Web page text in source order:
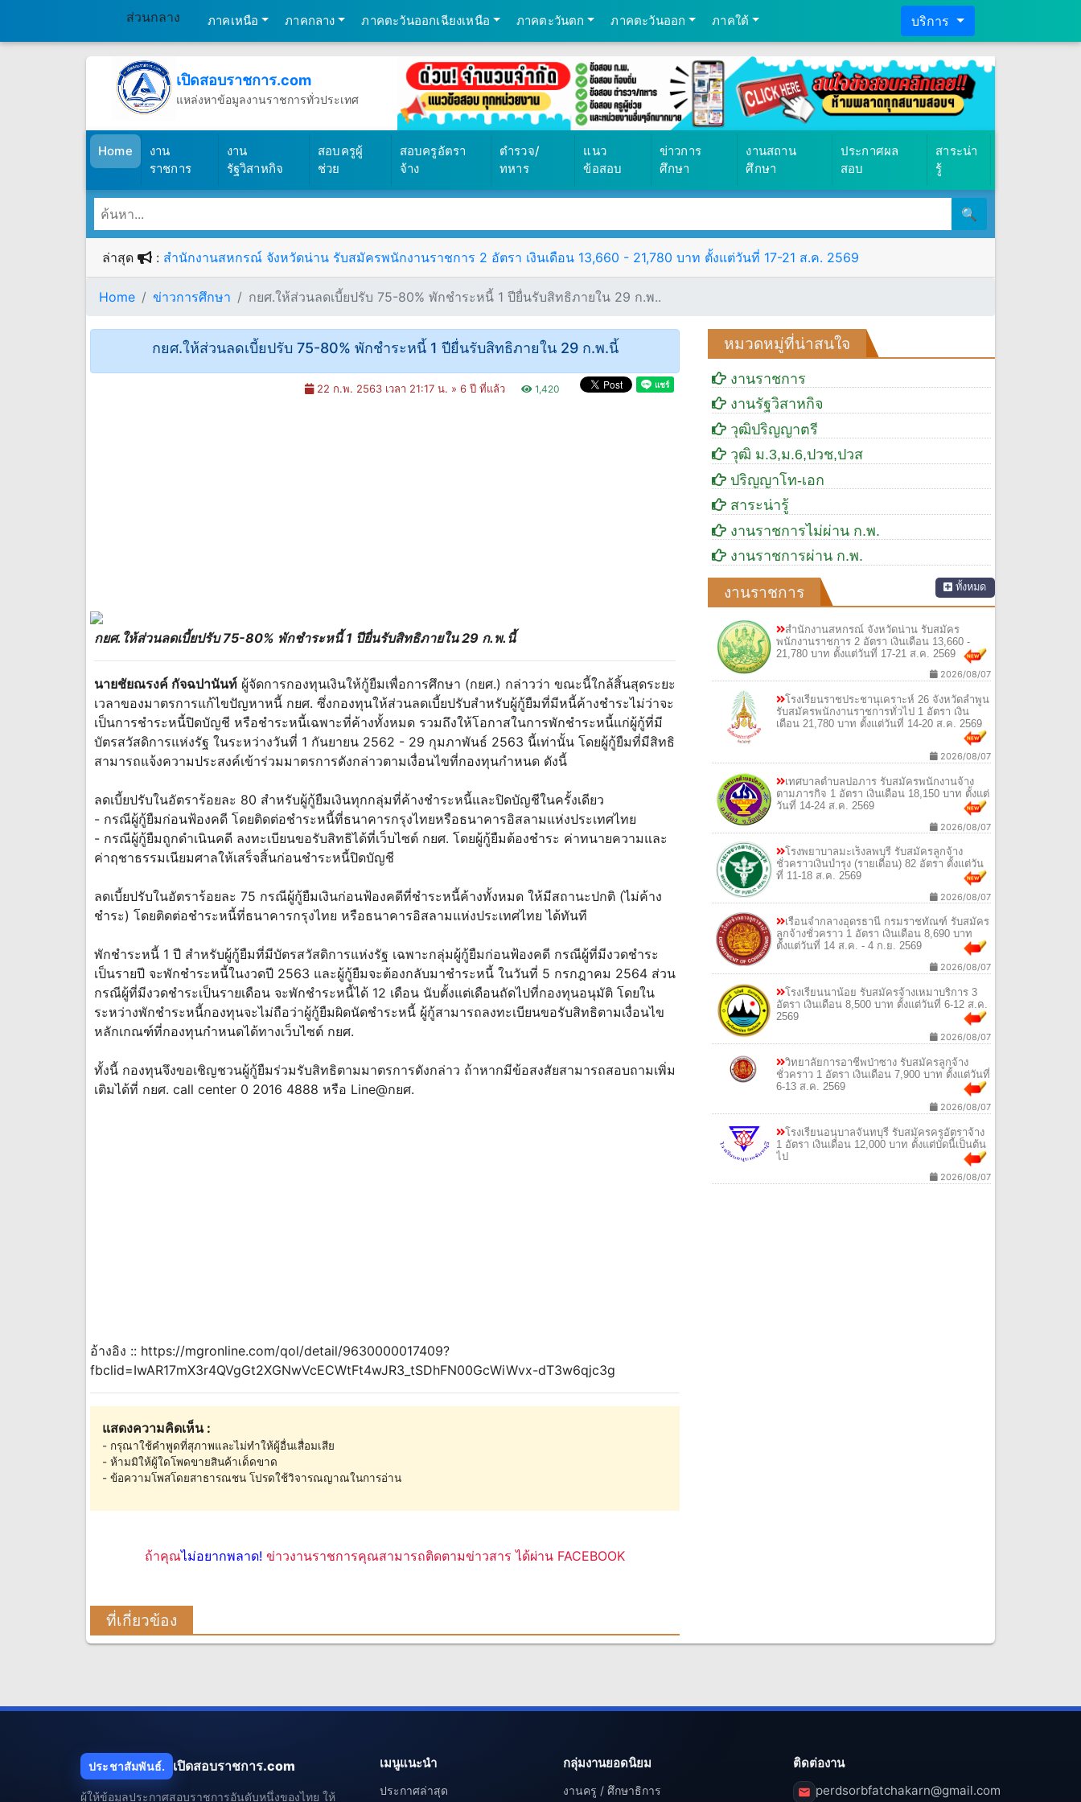
ส่วนกลาง ภาคเหนือ ภาคกลาง ภาคตะวันออกเฉียงเหนือ ภาคตะวันตก ภาคตะวันออก ภาคใต้ บริการ
เปิดสอบราชการ.com
แหล่งหาข้อมูลงานราชการทั่วประเทศ
Home(เปิดสอบราชการ)
งาน
ราชการ
งาน
รัฐวิสาหกิจ
สอบครูผู้
ช่วย
สอบครูอัตรา
จ้าง
ตำรวจ/
ทหาร
แนว
ข้อสอบ
ข่าวการ
ศึกษา
งานสถาน
ศึกษา
ประกาศผล
สอบ
สาระน่า
รู้
🔍
ล่าสุด : สำนักงานสหกรณ์ จังหวัดน่าน รับสมัครพนักงานราชการ 2 อัตรา เงินเดือน 13,660 - 21,780 บาท ตั้งแต่วันที่ 17-21 ส.ค. 2569
Home ข่าวการศึกษา กยศ.ให้ส่วนลดเบี้ยปรับ 75-80% พักชำระหนี้ 1 ปียื่นรับสิทธิภายใน 29 ก.พ..
กยศ.ให้ส่วนลดเบี้ยปรับ 75-80% พักชำระหนี้ 1 ปียื่นรับสิทธิภายใน 29 ก.พ.นี้
22 ก.พ. 2563 เวลา 21:17 น. »6 ปี ที่แล้ว 1,420
กยศ.ให้ส่วนลดเบี้ยปรับ 75-80% พักชำระหนี้ 1 ปียื่นรับสิทธิภายใน 29 ก.พ.นี้
นายชัยณรงค์ กัจฉปานันท์ ผู้จัดการกองทุนเงินให้กู้ยืมเพื่อการศึกษา (กยศ.) กล่าวว่า ขณะนี้ใกล้สิ้นสุดระยะ
เวลาของมาตรการแก้ไขปัญหาหนี้ กยศ. ซึ่งกองทุนให้ส่วนลดเบี้ยปรับสำหรับผู้กู้ยืมที่มีหนี้ค้างชำระไม่ว่าจะ
เป็นการชำระหนี้ปิดบัญชี หรือชำระหนี้เฉพาะที่ค้างทั้งหมด รวมถึงให้โอกาสในการพักชำระหนี้แก่ผู้กู้ที่มี
บัตรสวัสดิการแห่งรัฐ ในระหว่างวันที่ 1 กันยายน 2562 - 29 กุมภาพันธ์ 2563 นี้เท่านั้น โดยผู้กู้ยืมที่มีสิทธิ
สามารถแจ้งความประสงค์เข้าร่วมมาตรการดังกล่าวตามเงื่อนไขที่กองทุนกำหนด ดังนี้
ลดเบี้ยปรับในอัตราร้อยละ 80 สำหรับผู้กู้ยืมเงินทุกกลุ่มที่ค้างชำระหนี้และปิดบัญชีในครั้งเดียว
- กรณีผู้กู้ยืมก่อนฟ้องคดี โดยติดต่อชำระหนี้ที่ธนาคารกรุงไทยหรือธนาคารอิสลามแห่งประเทศไทย
- กรณีผู้กู้ยืมถูกดำเนินคดี ลงทะเบียนขอรับสิทธิได้ที่เว็บไซต์ กยศ. โดยผู้กู้ยืมต้องชำระ ค่าทนายความและ
ค่าฤชาธรรมเนียมศาลให้เสร็จสิ้นก่อนชำระหนี้ปิดบัญชี
ลดเบี้ยปรับในอัตราร้อยละ 75 กรณีผู้กู้ยืมเงินก่อนฟ้องคดีที่ชำระหนี้ค้างทั้งหมด ให้มีสถานะปกติ (ไม่ค้าง
ชำระ) โดยติดต่อชำระหนี้ที่ธนาคารกรุงไทย หรือธนาคารอิสลามแห่งประเทศไทย ได้ทันที
พักชำระหนี้ 1 ปี สำหรับผู้กู้ยืมที่มีบัตรสวัสดิการแห่งรัฐ เฉพาะกลุ่มผู้กู้ยืมก่อนฟ้องคดี กรณีผู้ที่มีงวดชำระ
เป็นรายปี จะพักชำระหนี้ในงวดปี 2563 และผู้กู้ยืมจะต้องกลับมาชำระหนี้ ในวันที่ 5 กรกฎาคม 2564 ส่วน
กรณีผู้ที่มีงวดชำระเป็นรายเดือน จะพักชำระหนี้ได้ 12 เดือน นับตั้งแต่เดือนถัดไปที่กองทุนอนุมัติ โดยใน
ระหว่างพักชำระหนี้กองทุนจะไม่ถือว่าผู้กู้ยืมผิดนัดชำระหนี้ ผู้กู้สามารถลงทะเบียนขอรับสิทธิตามเงื่อนไข
หลักเกณฑ์ที่กองทุนกำหนดได้ทางเว็บไซต์ กยศ.
ทั้งนี้ กองทุนจึงขอเชิญชวนผู้กู้ยืมร่วมรับสิทธิตามมาตรการดังกล่าว ถ้าหากมีข้อสงสัยสามารถสอบถามเพิ่ม
เติมได้ที่ กยศ. call center 0 2016 4888 หรือ Line@กยศ.
อ้างอิง :: https://mgronline.com/qol/detail/9630000017409?
fbclid=IwAR17mX3r4QVgGt2XGNwVcECWtFt4wJR3_tSDhFN00GcWiWvx-dT3w6qjc3g
แสดงความคิดเห็น :
- กรุณาใช้คำพูดที่สุภาพและไม่ทำให้ผู้อื่นเสื่อมเสีย
- ห้ามมิให้ผู้ใดโพดขายสินค้าเด็ดขาด
- ข้อความโพสโดยสาธารณชน โปรดใช้วิจารณญาณในการอ่าน
ถ้าคุณไม่อยากพลาด! ข่าวงานราชการคุณสามารถติดตามข่าวสาร ได้ผ่าน FACEBOOK
ที่เกี่ยวข้อง
หมวดหมู่ที่น่าสนใจ
งานราชการ
งานรัฐวิสาหกิจ
วุฒิปริญญาตรี
วุฒิ ม.3,ม.6,ปวช,ปวส
ปริญญาโท-เอก
สาระน่ารู้
งานราชการไม่ผ่าน ก.พ.
งานราชการผ่าน ก.พ.
งานราชการ ทั้งหมด
สำนักงานสหกรณ์ จังหวัดน่าน รับสมัคร
พนักงานราชการ 2 อัตรา เงินเดือน 13,660 -
21,780 บาท ตั้งแต่วันที่ 17-21 ส.ค. 2569
2026/08/07
โรงเรียนราชประชานุเคราะห์ 26 จังหวัดลำพูน
รับสมัครพนักงานราชการทั่วไป 1 อัตรา เงิน
เดือน 21,780 บาท ตั้งแต่วันที่ 14-20 ส.ค. 2569
2026/08/07
เทศบาลตำบลปอภาร รับสมัครพนักงานจ้าง
ตามภารกิจ 1 อัตรา เงินเดือน 18,150 บาท ตั้งแต่
วันที่ 14-24 ส.ค. 2569
2026/08/07
โรงพยาบาลมะเร็งลพบุรี รับสมัครลูกจ้าง
ชั่วคราวเงินบำรุง (รายเดือน) 82 อัตรา ตั้งแต่วัน
ที่ 11-18 ส.ค. 2569
2026/08/07
เรือนจำกลางอุดรธานี กรมราชทัณฑ์ รับสมัคร
ลูกจ้างชั่วคราว 1 อัตรา เงินเดือน 8,690 บาท
ตั้งแต่วันที่ 14 ส.ค. - 4 ก.ย. 2569
2026/08/07
โรงเรียนนาน้อย รับสมัครจ้างเหมาบริการ 3
อัตรา เงินเดือน 8,500 บาท ตั้งแต่วันที่ 6-12 ส.ค.
2569
2026/08/07
วิทยาลัยการอาชีพป่าซาง รับสมัครลูกจ้าง
ชั่วคราว 1 อัตรา เงินเดือน 7,900 บาท ตั้งแต่วันที่
6-13 ส.ค. 2569
2026/08/07
โรงเรียนอนุบาลจันทบุรี รับสมัครครูอัตราจ้าง
1 อัตรา เงินเดือน 12,000 บาท ตั้งแต่บัดนี้เป็นต้น
ไป
2026/08/07
ประชาสัมพันธ์. เปิดสอบราชการ.com
ผู้ให้ข้อมูลประกาศสอบราชการอันดับหนึ่งของไทย ให้
เมนูแนะนำ
ประกาศล่าสุด
กลุ่มงานยอดนิยม
งานครู / ศึกษาธิการ
ติดต่องาน
perdsorbfatchakarn@gmail.com